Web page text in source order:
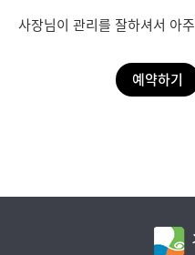
사장님이 관리를 잘하셔서 아
예약하기